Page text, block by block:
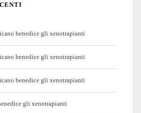
benedice gli xenotrapianti
benedice gli xenotrapianti
benedice gli xenotrapianti
gli xenotrapianti